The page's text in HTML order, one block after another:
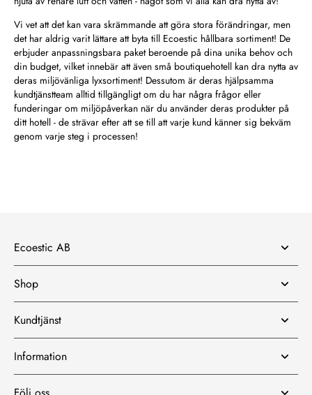
Vi vet att det kan vara skrämmande att göra stora förändringar, men
det har aldrig varit lättare att byta till Ecoestic hållbara sortiment! De
erbjuder anpassningsbara paket beroende på dina unika behov och
din budget, vilket innebär att även små boutiquehotell kan dra nytta av
deras miljövänliga lyxsortiment! Dessutom är deras hjälpsamma
kundtjänstteam alltid tillgängligt om du har några frågor eller
funderingar om miljöpåverkan när du använder deras produkter på
ditt hotell - de strävar efter att se till att varje kund känner sig bekväm
genom varje steg i processen!
Ecoestic AB
Shop
Kundtjänst
Information